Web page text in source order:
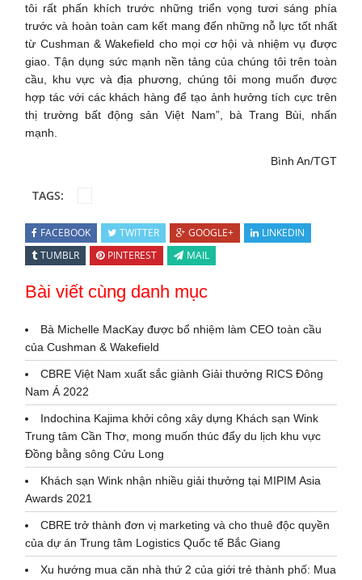
tôi rất phấn khích trước những triển vọng tươi sáng phía
trước và hoàn toàn cam kết mang đến những nỗ lực tốt nhất
từ Cushman & Wakefield cho mọi cơ hội và nhiệm vụ được
giao. Tận dụng sức mạnh nền tảng của chúng tôi trên toàn
cầu, khu vực và địa phương, chúng tôi mong muốn được
hợp tác với các khách hàng để tạo ảnh hưởng tích cực trên
thị trường bất động sản Việt Nam”, bà Trang Bùi, nhấn
mạnh.
Bình An/TGT
TAGS:
FACEBOOK TWITTER GOOGLE+
LINKEDIN
TUMBLR
PINTEREST MAIL
Bài viết cùng danh mục
Bà Michelle MacKay được bổ nhiệm làm CEO toàn cầu
của Cushman & Wakefield
CBRE Việt Nam xuất sắc giành Giải thưởng RICS Đông
Nam Á 2022
Indochina Kajima khởi công xây dựng Khách sạn Wink
Trung tâm Cần Thơ, mong muốn thúc đẩy du lịch khu vực
Đồng bằng sông Cửu Long
Khách sạn Wink nhận nhiều giải thưởng tại MIPIM Asia
Awards 2021
CBRE trở thành đơn vị marketing và cho thuê độc quyền
của dự án Trung tâm Logistics Quốc tế Bắc Giang
Xu hướng mua căn nhà thứ 2 của giới trẻ thành phố: Mua